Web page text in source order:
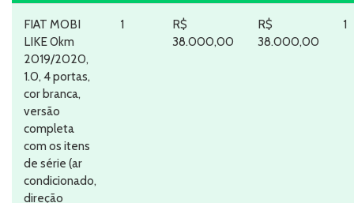
FIAT MOBI
LIKE 0km
2019/2020,
1.0, 4 portas,
cor branca,
versão
completa
com os itens
de série (ar
condicionado,
direção
1
R$
38.000,00
R$
38.000,00
1